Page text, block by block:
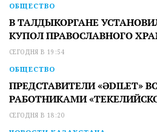
ОБЩЕСТВО
В ТАЛДЫКОРГАНЕ
КУПОЛ ПРАВОСЛАВНОГО
СЕГОДНЯ В 19:54
ОБЩЕСТВО
ПРЕДСТАВИТЕЛИ «ӘDILET»
РАБОТНИКАМИ
СЕГОДНЯ В 18:20